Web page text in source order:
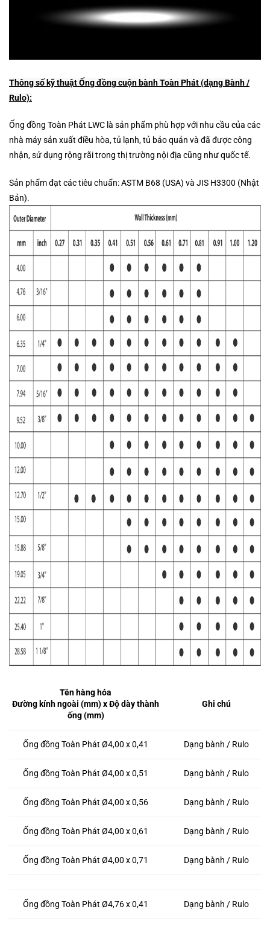
Thông số kỹ thuật Ống đồng cuộn bành Toàn Phát (dạng Bành /
Rulo):
Ống đồng Toàn Phát LWC là sản phẩm phù hợp với nhu cầu của các
nhà máy sản xuất điều hòa, tủ lạnh, tủ bảo quản và đã được công
nhận, sử dụng rộng rãi trong thị trường nội địa cũng như quốc tế.
Sản phẩm đạt các tiêu chuẩn: ASTM B68 (USA) và JIS H3300 (Nhật
Bản).​
Tên hàng hóa
Đường kính ngoài (mm) x Độ dày thành
ống (mm)
Ghi chú
Ống đồng Toàn Phát Ø4,00 x 0,41 Dạng bành / Rulo
Ống đồng Toàn Phát Ø4,00 x 0,51 Dạng bành / Rulo
Ống đồng Toàn Phát Ø4,00 x 0,56 Dạng bành / Rulo
Ống đồng Toàn Phát Ø4,00 x 0,61 Dạng bành / Rulo
Ống đồng Toàn Phát Ø4,00 x 0,71 Dạng bành / Rulo
Ống đồng Toàn Phát Ø4,76 x 0,41 Dạng bành / Rulo